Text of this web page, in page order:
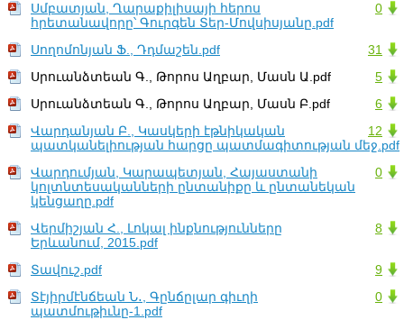
0
Սմբատյան, Ղարաքիլիսայի հերոս
հրետանավորը՝ Գուրգեն Տեր-Մովսիսյանը.pdf
31
Սողոմոնյան Ֆ., Դդմաշեն.pdf
5
Սրուանձտեան Գ., Թորոս Աղբար, Մասն Ա.pdf
6
Սրուանձտեան Գ., Թորոս Աղբար, Մասն Բ.pdf
12
Վարդանյան Բ., Կասկերի էթնիկական
պատկանելիության հարցը պատմագիտության մեջ.pdf
0
Վարդումյան, Կարապետյան, Հայաստանի
կոլտնտեսականների ընտանիքը և ընտանեկան
կենցաղը.pdf
8
Վերմիշյան Հ., Լոկալ ինքնությունները
Երևանում, 2015.pdf
9
Տավուշ.pdf
0
Տէյիրմէնճեան Ն․, Գընճըլար գիւղի
պատմութիւնը-1.pdf